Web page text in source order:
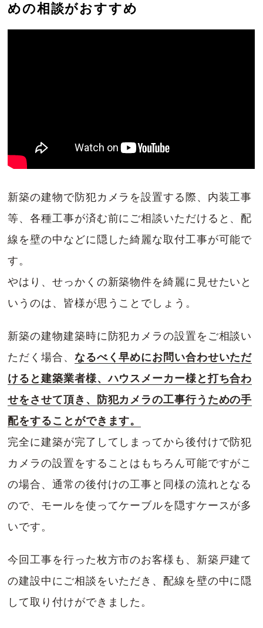
めの相談がおすすめ
新築の建物で防犯カメラを設置する際、内装工事
等、各種工事が済む前にご相談いただけると、配
線を壁の中などに隠した綺麗な取付工事が可能で
す。
やはり、せっかくの新築物件を綺麗に見せたいと
いうのは、皆様が思うことでしょう。
新築の建物建築時に防犯カメラの設置をご相談い
ただく場合、 なるべく早めにお問い合わせいただ
けると建築業者様、ハウスメーカー様と打ち合わ
せをさせて頂き、防犯カメラの工事行うための手
配をすることができます。
完全に建築が完了してしまってから後付けで防犯
カメラの設置をすることはもちろん可能ですがこ
の場合、通常の後付けの工事と同様の流れとなる
ので、モールを使ってケーブルを隠すケースが多
いです。
今回工事を行った枚方市のお客様も、新築戸建て
の建設中にご相談をいただき、配線を壁の中に隠
して取り付けができました。